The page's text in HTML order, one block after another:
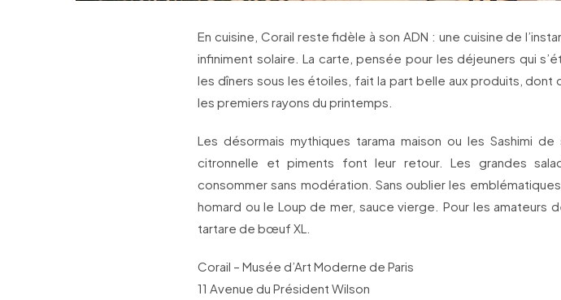
En cuisine, Corail reste fidèle à son ADN : une cuisine de
infiniment solaire. La carte, pensée pour les déjeuners qui
les dîners sous les étoiles, fait la part belle aux produits, dont
les premiers rayons du printemps.
Les désormais mythiques tarama maison ou les Sashimi de
citronnelle et piments font leur retour. Les grandes
consommer sans modération. Sans oublier les emblématiques
homard ou le Loup de mer, sauce vierge. Pour les amateurs
tartare de bœuf XL.
Corail – Musée d’Art Moderne de Paris
11 Avenue du Président Wilson